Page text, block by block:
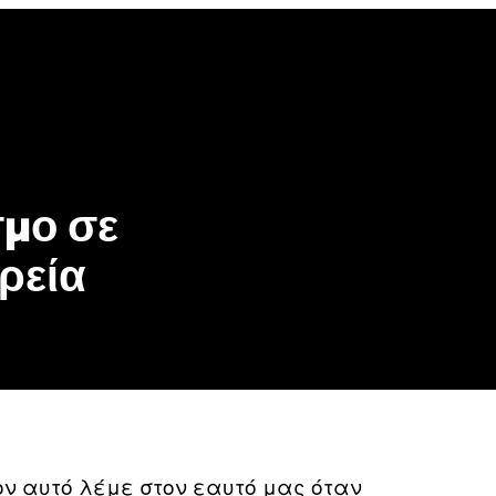
σε
αυτό λέμε στον εαυτό μας όταν